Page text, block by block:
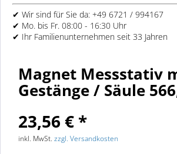
✔ Wir sind für Sie da: +49 6721 / 994167
✔ Mo. bis Fr. 08:00 - 16:30 Uhr
✔ Ihr Familienunternehmen seit 33 Jahren
Magnet Messstativ
Gestänge / Säule
23,56 € *
inkl. MwSt. zzgl. Versandkosten